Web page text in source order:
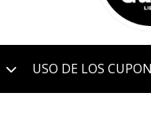
USO DE LOS